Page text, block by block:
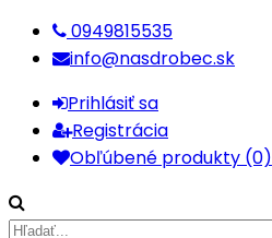
0949815535
info@nasdrobec.sk
Prihlásiť sa
Registrácia
Obľúbené produkty (0)